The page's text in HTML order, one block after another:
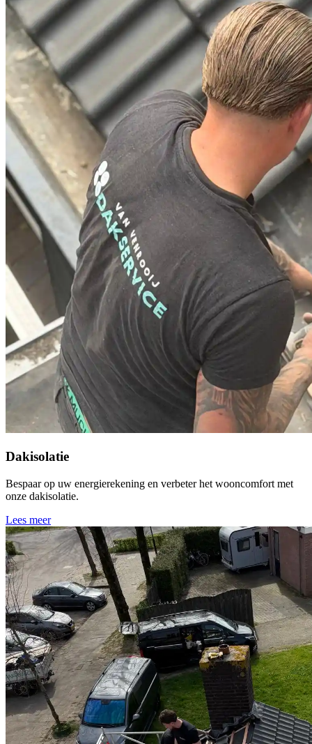
Dakisolatie
Bespaar op uw energierekening en verbeter het wooncomfort met
onze dakisolatie.
Lees meer